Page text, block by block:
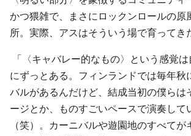
かつ猥雑で、まさにロックンロールの原
所。実際、アスはそういう場で育ってき
「〈キャバレー的なもの〉という感覚
にずっとある。フィンランドでは毎年秋
バルがあるんだけど、結成当初の僕らは
ージとか、ものすごいペースで演奏して
（笑）。カーニバルや遊園地のすべてが